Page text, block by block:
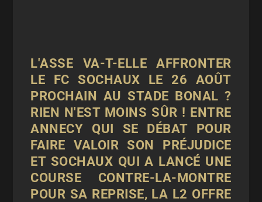
L'ASSE VA-T-ELLE AFFRONTER
LE FC SOCHAUX LE 26 AOÛT
PROCHAIN AU STADE BONAL ?
RIEN N'EST MOINS SÛR ! ENTRE
ANNECY QUI SE DÉBAT POUR
FAIRE VALOIR SON PRÉJUDICE
ET SOCHAUX QUI A LANCÉ UNE
COURSE CONTRE-LA-MONTRE
POUR SA REPRISE, LA L2 OFFRE